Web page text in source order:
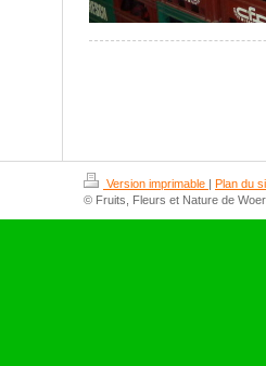
Version imprimable | Plan du
© Fruits, Fleurs et Nature de